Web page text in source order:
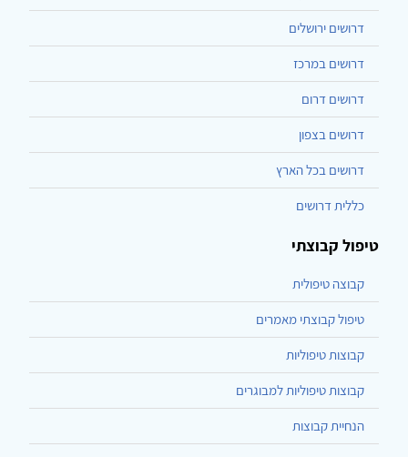
דרושים ירושלים
דרושים במרכז
דרושים דרום
דרושים בצפון
דרושים בכל הארץ
כללית דרושים
טיפול קבוצתי
קבוצה טיפולית
טיפול קבוצתי מאמרים
קבוצות טיפוליות
קבוצות טיפוליות למבוגרים
הנחיית קבוצות